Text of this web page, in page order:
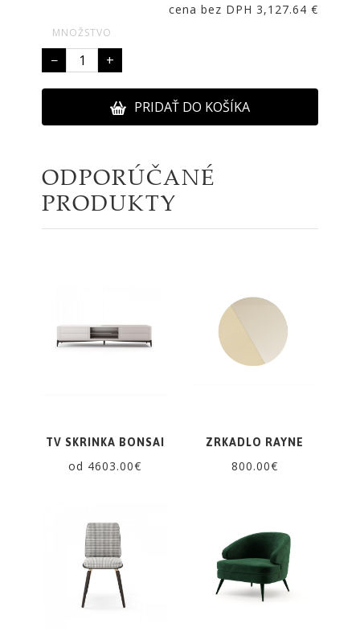
cena bez DPH 3,127.64 €
MNOŽSTVO
− +
PRIDAŤ DO KOŠÍKA
ODPORÚČANÉ
PRODUKTY
TV SKRINKA BONSAI
od 4603.00€
ZRKADLO RAYNE
800.00€